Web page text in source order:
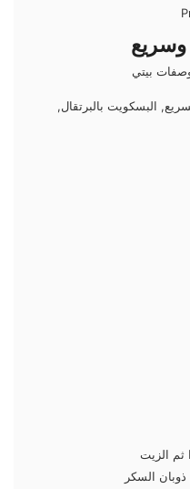
البسكويت بالبرتقال,
ثم الزيت
السكر